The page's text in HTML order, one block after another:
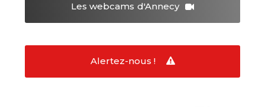
Les webcams d'Annecy
Alertez-nous !